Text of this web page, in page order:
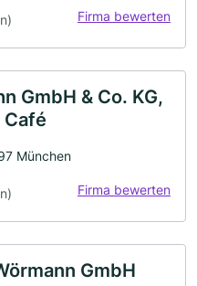
Firma bewerten
GmbH & Co. KG,
München
Firma bewerten
GmbH